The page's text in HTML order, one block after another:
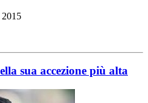
sua accezione più alta